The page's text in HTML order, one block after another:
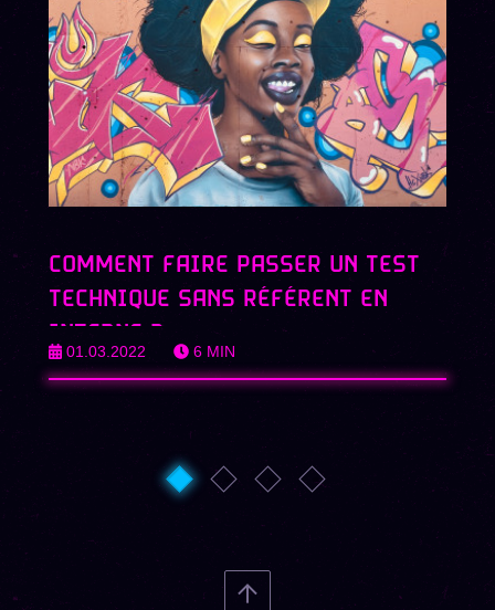
COMMENT FAIRE PASSER UN TEST
TECHNIQUE SANS RÉFÉRENT EN
INTERNE ?
01.03.2022 6 MIN